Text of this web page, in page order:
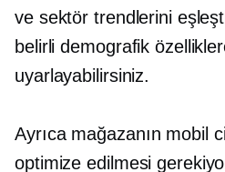
ve sektör trendlerini
belirli demografik
uyarlayabilirsiniz.
Ayrıca mağazanın mobil
optimize edilmesi